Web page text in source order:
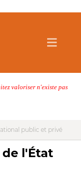
valoriser n'existe pas
public et privé
l'État